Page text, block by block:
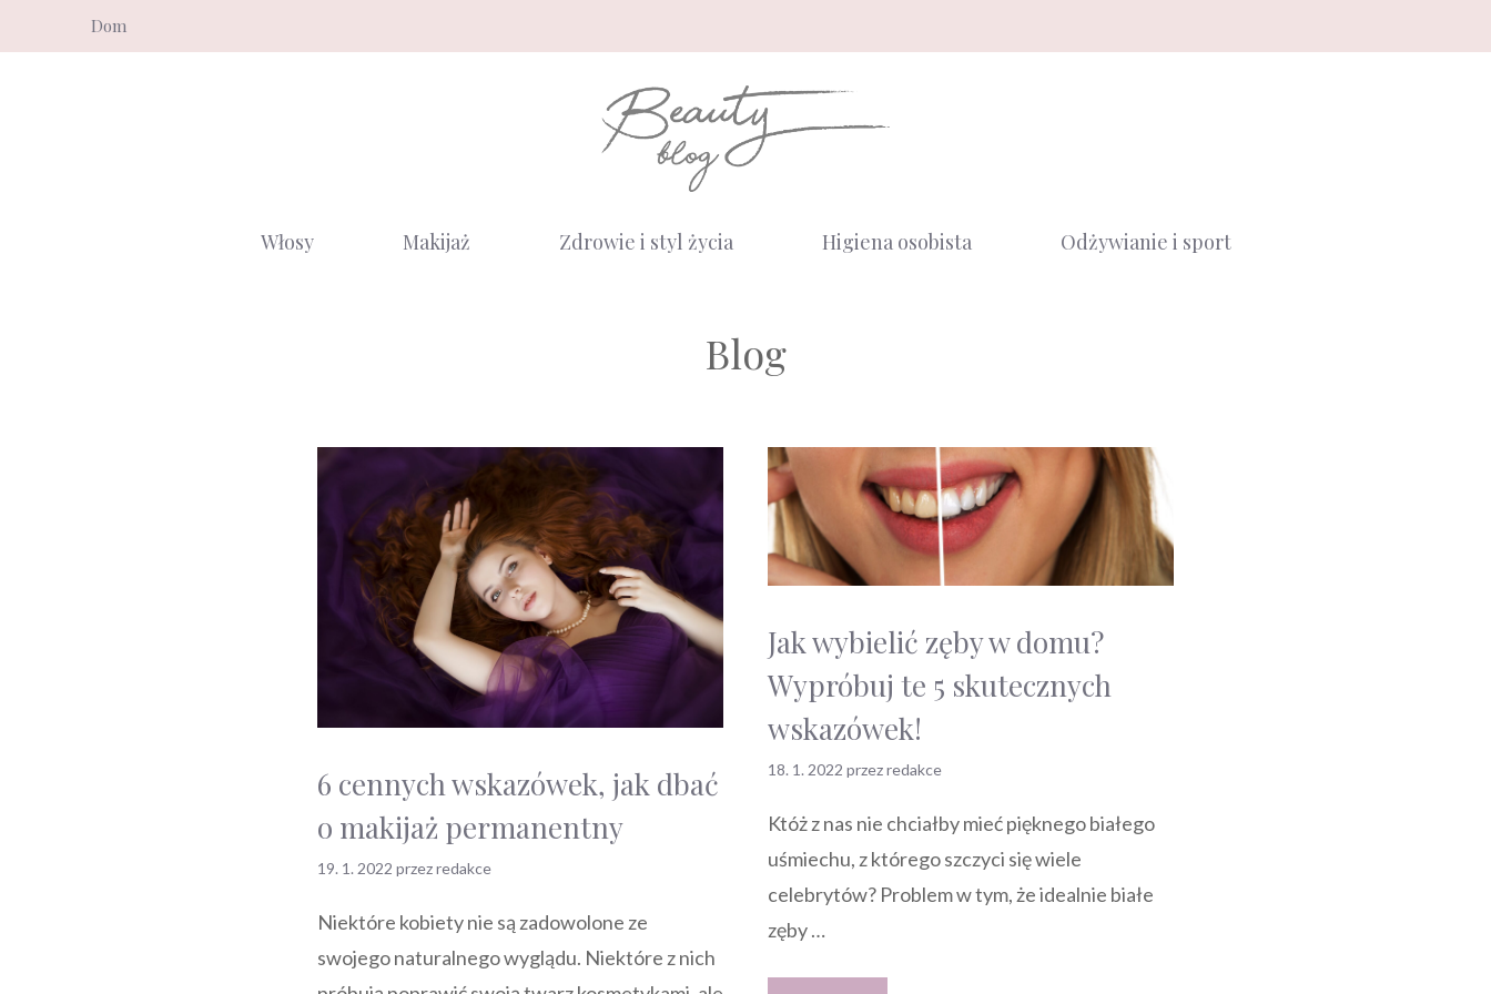
do
Dom
Włosy Makijaż Zdrowie i styl życia Higiena osobista Odżywianie i sport
Blog
6 cennych wskazówek, jak dbać
o makijaż permanentny
19. 1. 2022 przezredakce
Niektóre kobiety nie są zadowolone ze
swojego naturalnego wyglądu. Niektóre z nich
Jak wybielić zęby w domu?
Wypróbuj te 5 skutecznych
wskazówek!
18. 1. 2022 przezredakce
Któż z nas nie chciałby mieć pięknego białego
uśmiechu, z którego szczyci się wiele
celebrytów? Problem w tym, że idealnie białe
zęby …